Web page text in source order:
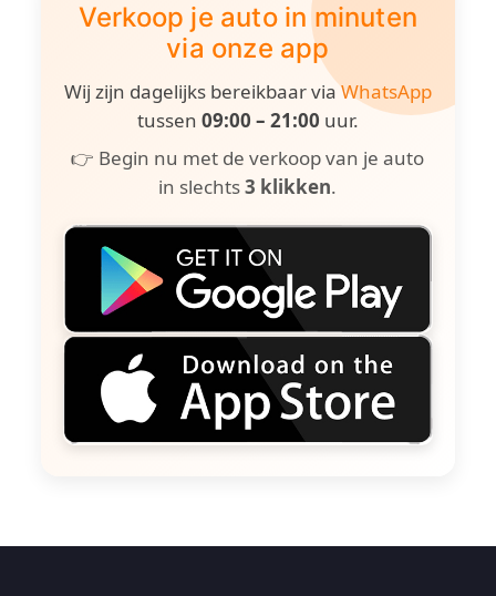
Verkoop je auto in minuten
via onze app
Wij zijn dagelijks bereikbaar viaWhatsApp
tussen 09:00 – 21:00 uur.
👉 Begin nu met de verkoop van je auto
in slechts3 klikken.